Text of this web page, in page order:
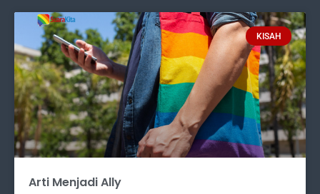
KISAH
Arti Menjadi Ally